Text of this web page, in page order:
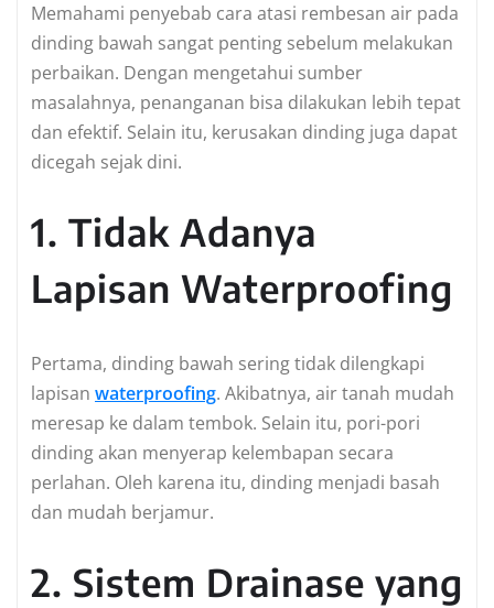
Memahami penyebab cara atasi rembesan air pada
dinding bawah sangat penting sebelum melakukan
perbaikan. Dengan mengetahui sumber
masalahnya, penanganan bisa dilakukan lebih tepat
dan efektif. Selain itu, kerusakan dinding juga dapat
dicegah sejak dini.
1. Tidak Adanya
Lapisan Waterproofing
Pertama, dinding bawah sering tidak dilengkapi
lapisan waterproofing. Akibatnya, air tanah mudah
meresap ke dalam tembok. Selain itu, pori-pori
dinding akan menyerap kelembapan secara
perlahan. Oleh karena itu, dinding menjadi basah
dan mudah berjamur.
2. Sistem Drainase yang